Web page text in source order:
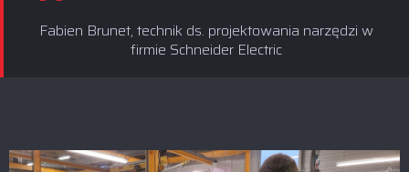
Fabien Brunet, technik ds. projektowania narzędzi w
firmie Schneider Electric